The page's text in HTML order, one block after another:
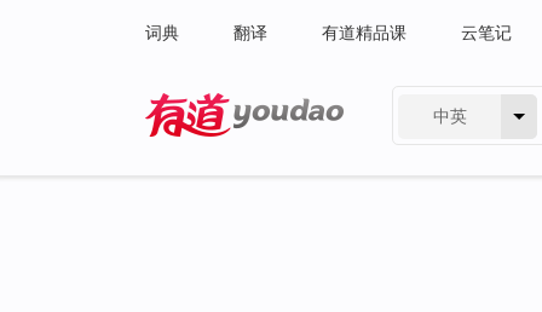
词典 翻译 有道精品课 云笔记
中英